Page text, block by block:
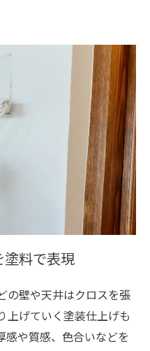
塗料で表現
の壁や天井はクロスを張
上げていく塗装仕上げも
感や質感、色合いなどを